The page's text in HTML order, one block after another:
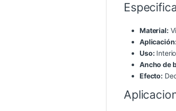
Material:
Uso:
Ancho de
Efecto: